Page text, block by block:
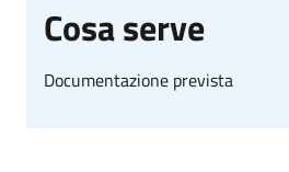
Cosa serve
Documentazione prevista